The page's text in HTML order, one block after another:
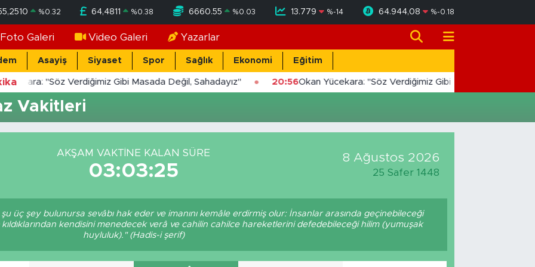
%0.32 64,4811 %0.38 6660.55 %0.03 13.779 %-14 64.944,08 %-0.18
Foto Galeri Video Galeri Yazarlar
Asayiş Siyaset Spor Sağlık Ekonomi Eğitim
"Söz Verdiğimiz Gibi Masada Değil, Sahadayız" 20:56Okan Yücekara: "Söz Verdiğimiz Gibi Masada Değil,
Vakitleri
AKŞAM VAKTINE KALAN SÜRE
03:03:25
8 Ağustos 2026
25 Safer 1448
üç şey bulunursa sevâbı hak eder ve imanını kemâle erdirmiş olur: İnsanlar arasında geçinebileceği
kendisini menedecek verâ ve cahilin cahilce hareketlerini defedebileceği hilim (yumuşak
huyluluk)." (Hadis-i şerif)